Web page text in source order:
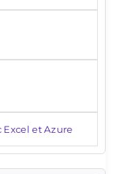
et Azure